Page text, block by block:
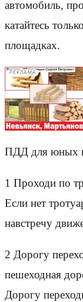
автомобиль,
катайтесь
площадках.
РЕКЛАМА
ПДД для юных
1 Проходи по
Если нет
навстречу
2 Дорогу
пешеходная
Дорогу